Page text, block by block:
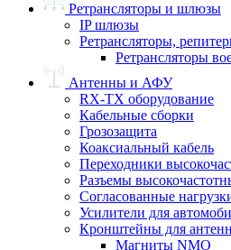
Ретрансляторы и шлюзы
IP шлюзы
Ретрансляторы,
Ретрансляторы
Антенны и АФУ
RX-TX оборудование
Кабельные сборки
Грозозащита
Коаксиальный кабель
Переходники
Разъемы
Согласованные
Усилители для
Кронштейны для антенн
Магниты NMO